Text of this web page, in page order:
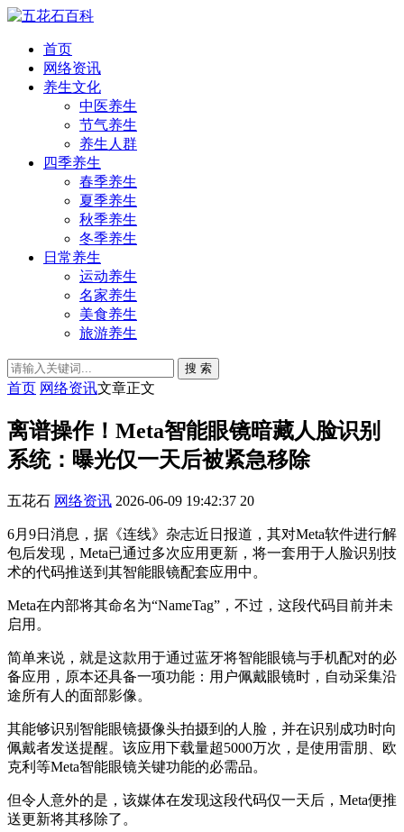
首页
网络资讯
养生文化
中医养生
节气养生
养生人群
四季养生
春季养生
夏季养生
秋季养生
冬季养生
日常养生
运动养生
名家养生
美食养生
旅游养生
搜 索
首页 网络资讯文章正文
离谱操作！Meta智能眼镜暗藏人脸识别
系统：曝光仅一天后被紧急移除
五花石 网络资讯 2026-06-09 19:42:37 20
6月9日消息，据《连线》杂志近日报道，其对Meta软件进行解
包后发现，Meta已通过多次应用更新，将一套用于人脸识别技
术的代码推送到其智能眼镜配套应用中。
Meta在内部将其命名为“NameTag”，不过，这段代码目前并未
启用。
简单来说，就是这款用于通过蓝牙将智能眼镜与手机配对的必
备应用，原本还具备一项功能：用户佩戴眼镜时，自动采集沿
途所有人的面部影像。
其能够识别智能眼镜摄像头拍摄到的人脸，并在识别成功时向
佩戴者发送提醒。该应用下载量超5000万次，是使用雷朋、欧
克利等Meta智能眼镜关键功能的必需品。
但令人意外的是，该媒体在发现这段代码仅一天后，Meta便推
送更新将其移除了。